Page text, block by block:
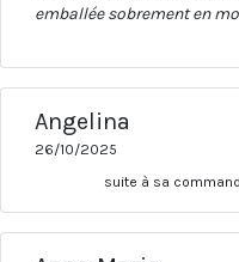
emballée sobrement en
Angelina
26/10/2025
suite à sa